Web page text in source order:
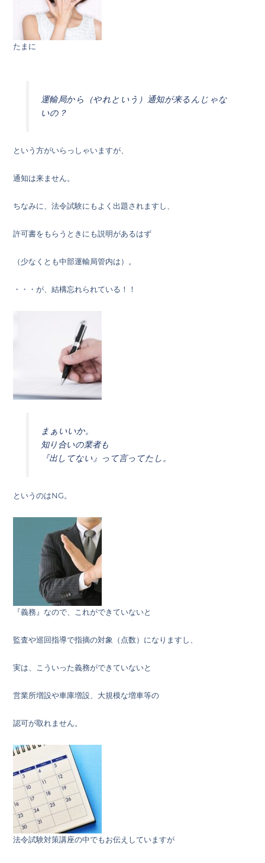
たまに
運輸局から（やれという）通知が来るんじゃな
いの？
という方がいらっしゃいますが、
通知は来ません。
ちなみに、法令試験にもよく出題されますし、
許可書をもらうときにも説明があるはず
（少なくとも中部運輸局管内は）。
・・・が、結構忘れられている！！
まぁいいか。
知り合いの業者も
『出してない』って言ってたし。
というのはNG。
『義務』なので、これができていないと
監査や巡回指導で指摘の対象（点数）になりますし、
実は、こういった義務ができていないと
営業所増設や車庫増設、大規模な増車等の
認可が取れません。
法令試験対策講座の中でもお伝えしていますが